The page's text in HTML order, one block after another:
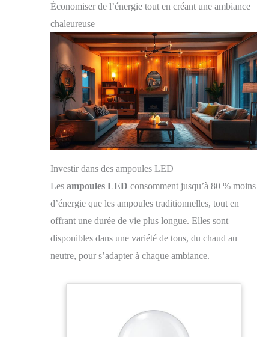
Économiser de l’énergie tout en créant une ambiance
chaleureuse
Investir dans des ampoules LED
Les ampoules LED consomment jusqu’à 80 % moins
d’énergie que les ampoules traditionnelles, tout en
offrant une durée de vie plus longue. Elles sont
disponibles dans une variété de tons, du chaud au
neutre, pour s’adapter à chaque ambiance.